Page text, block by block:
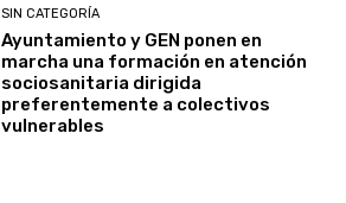
SIN CATEGORÍA
Ayuntamiento y GEN ponen en
marcha una formación en atención
sociosanitaria dirigida
preferentemente a colectivos
vulnerables